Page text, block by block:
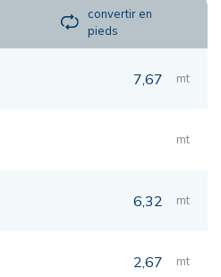
convertir en
pieds
7,67 mt
mt
6,32 mt
2,67 mt